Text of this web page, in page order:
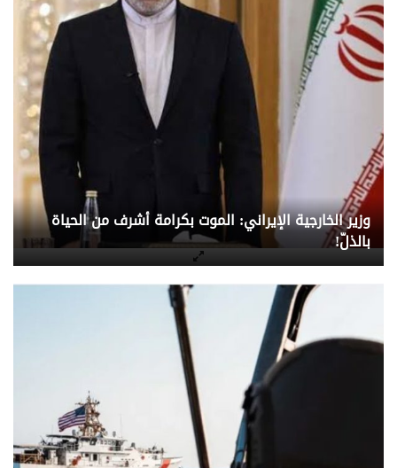
وزير الخارجية الإيراني: الموت بكرامة أشرف من الحياة
بالذلّ!